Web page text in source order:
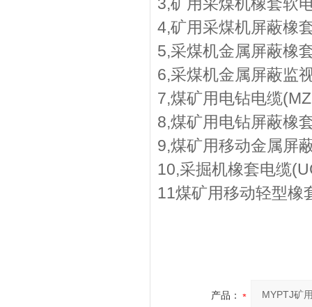
4,矿用采煤机屏蔽橡
5,采煤机金属屏蔽橡
6,采煤机金属屏蔽监
7,煤矿用电钻电缆
8,煤矿用电钻屏蔽橡
9,煤矿用移动金属屏
10,采掘机橡套电缆
11煤矿用移动轻型橡
产品：